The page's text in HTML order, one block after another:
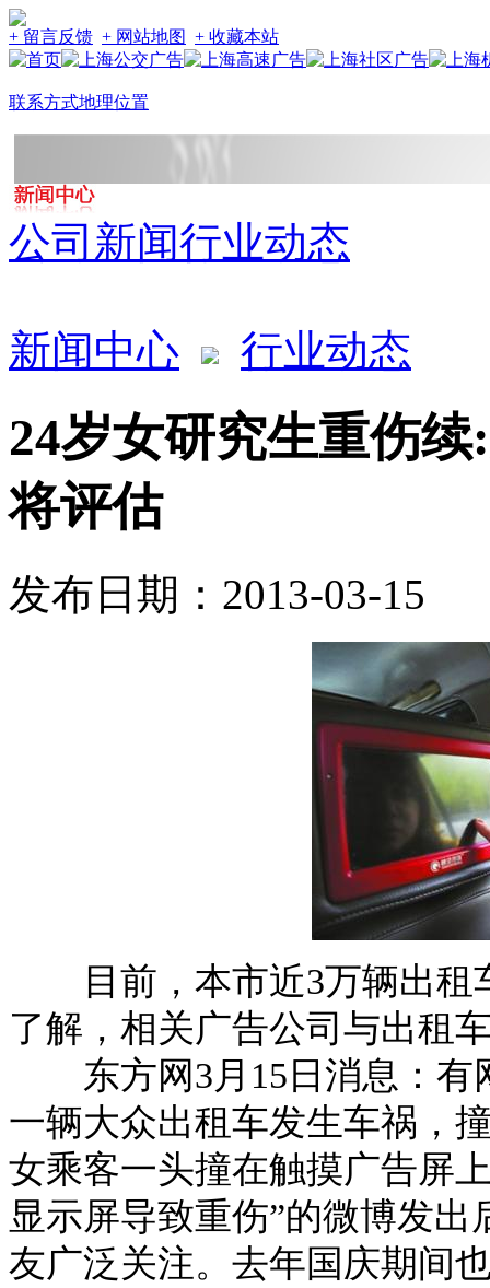
+ 留言反馈 + 网站地图 + 收藏本站
联系方式地理位置
公司新闻行业动态
新闻中心 行业动态
24岁女研究生重伤
将评估
发布日期：2013-03-15
目前，本市近3万辆出租
了解，相关广告公司与出租
东方网3月15日消息：有
一辆大众出租车发生车祸，
女乘客一头撞在触摸广告屏
显示屏导致重伤”的微博发
友广泛关注。去年国庆期间